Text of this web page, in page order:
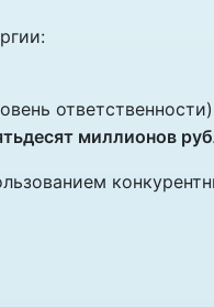
миллионов